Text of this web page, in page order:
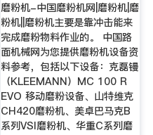
磨粉机-中国磨粉机网|磨粉机|磨
粉机||磨粉机主要是靠冲击能来
完成磨粉物料作业的。 中国路
面机械网为您提供磨粉机设备资
料参考，包括以下设备：克磊镘
（KLEEMANN）MC 100 R
EVO 移动磨粉设备、山特维克
CH420磨粉机、美卓巴马克B
系列VSI磨粉机、华重C系列磨